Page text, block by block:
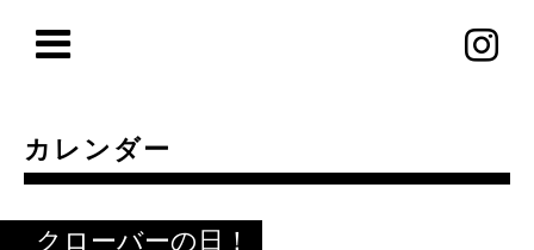
カレンダー
クローバーの日！